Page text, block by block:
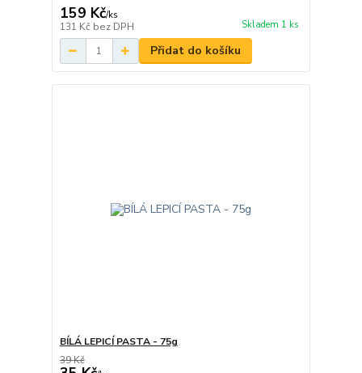
159 Kč/ks
131 Kč bez DPH Skladem 1 ks
Přidat do košíku
BÍLÁ LEPICÍ PASTA - 75g
39 Kč